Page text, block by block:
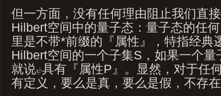
但一方面，没有任何理由阻止我们直
Hilbert空间中的量子态：量子态的任
里是不带*前缀的『属性』，特指经典
Hilbert空间的一个子集S，如果一个量
就说 具有『属性P』。显然，对于任
有定义，要么是真，要么是假，不存